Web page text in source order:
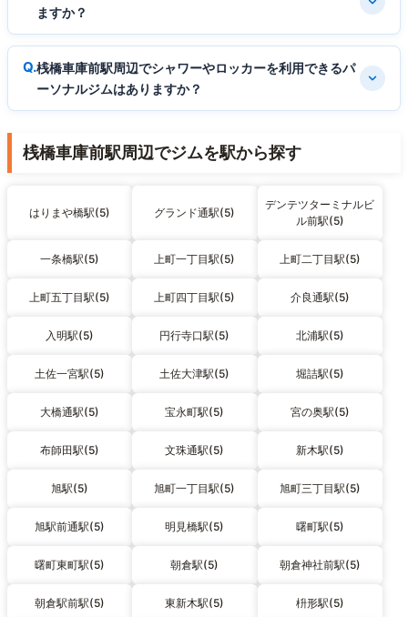
ますか？
桟橋車庫前駅周辺でシャワーやロッカーを利用できるパ
ーソナルジムはありますか？
桟橋車庫前駅周辺でジムを駅から探す
はりまや橋駅(5) グランド通駅(5)
デンテツターミナルビ
ル前駅(5)
一条橋駅(5) 上町一丁目駅(5) 上町二丁目駅(5)
上町五丁目駅(5) 上町四丁目駅(5) 介良通駅(5)
入明駅(5) 円行寺口駅(5) 北浦駅(5)
土佐一宮駅(5) 土佐大津駅(5) 堀詰駅(5)
大橋通駅(5) 宝永町駅(5) 宮の奥駅(5)
布師田駅(5) 文珠通駅(5) 新木駅(5)
旭駅(5) 旭町一丁目駅(5) 旭町三丁目駅(5)
旭駅前通駅(5) 明見橋駅(5) 曙町駅(5)
曙町東町駅(5) 朝倉駅(5) 朝倉神社前駅(5)
朝倉駅前駅(5) 東新木駅(5) 枡形駅(5)